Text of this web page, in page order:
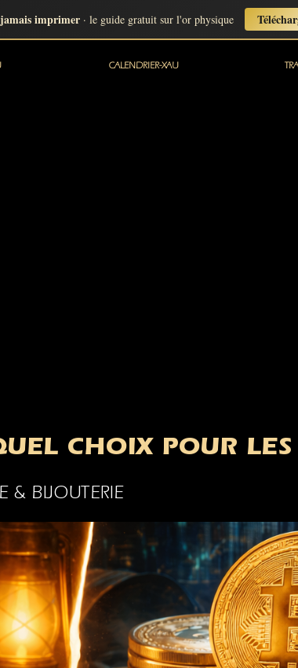
jamais imprimer · le guide gratuit sur l'or physique
CALENDRIER-XAU
CHOIX POUR LES
& BIJOUTERIE